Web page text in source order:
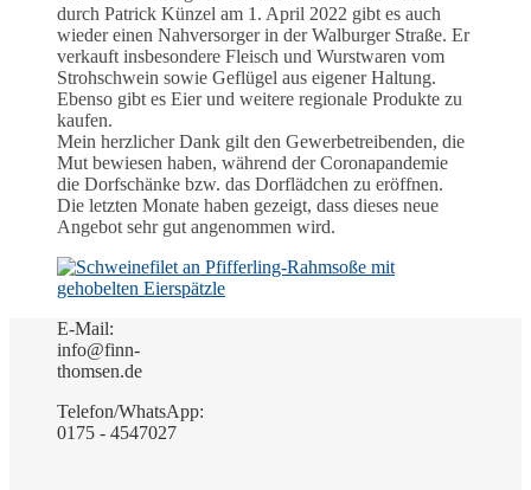
durch Patrick Künzel am 1. April 2022 gibt es auch
wieder einen Nahversorger in der Walburger Straße. Er
verkauft insbesondere Fleisch und Wurstwaren vom
Strohschwein sowie Geflügel aus eigener Haltung.
Ebenso gibt es Eier und weitere regionale Produkte zu
kaufen.
Mein herzlicher Dank gilt den Gewerbetreibenden, die
Mut bewiesen haben, während der Coronapandemie
die Dorfschänke bzw. das Dorflädchen zu eröffnen.
Die letzten Monate haben gezeigt, dass dieses neue
Angebot sehr gut angenommen wird.
E-Mail:
info@finn-
thomsen.de
Telefon/WhatsApp:
0175 - 4547027